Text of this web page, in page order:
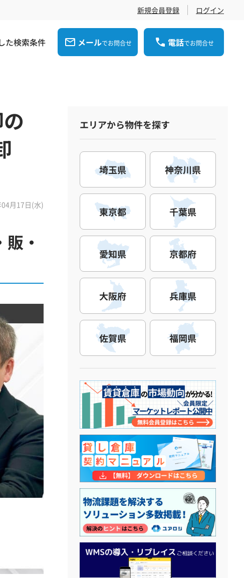
新規会員登録 ログイン
た検索条件 メールでお問合せ 電話でお問合せ
月17日(水)
・
エリアから物件を探す
埼玉県 神奈川県
東京都 千葉県
愛知県 京都府
大阪府 兵庫県
佐賀県 福岡県